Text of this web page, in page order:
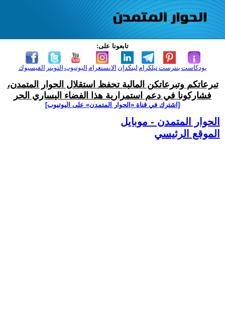
تابعونا على:
الفيسبوك التويتر اليوتيوب الانستغرام لينكدإن تيلكرامبنترست بودكاست
تبرعاتكم وتبرعاتكن المالية تحفظ استقلال الحوار المتمدن،
فشاركونا في دعم استمرارية هذا الفضاء اليساري الحر
[اشترك في قناة ‫«الحوار المتمدن» على اليوتيوب]
الحوار المتمدن - موبايل
الموقع الرئيسي